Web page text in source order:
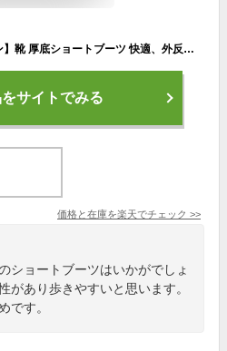
【期間限定・10％OFFクーポン】靴 厚底ショートブーツ 快適、外反母趾 シューズレディース厚底パンプス、厚底スリッポン、厚底スリッポン 外反母趾、ハイカットスニーカー 当店人気 冬の新型の復古のファッショ レディース厚底パンプス 外反母趾 着回し力 身長アップ 耐摩耗
サイトでみる
価格と在庫を楽天でチェック >>
ショートブーツはいかがでしょ
があり歩きやすいと思います。
です。